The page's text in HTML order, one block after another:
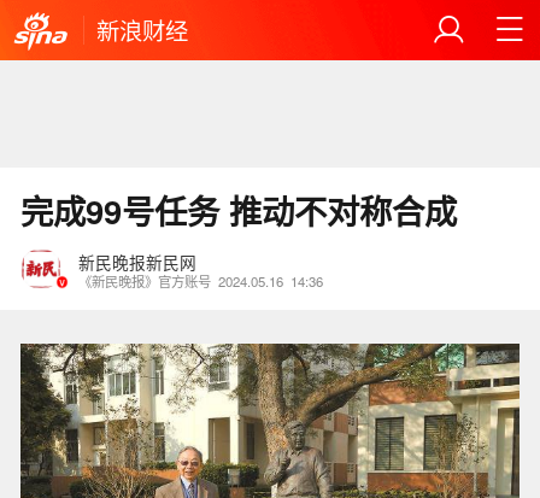
新浪财经
完成99号任务 推动不对称合成
新民晚报新民网
《新民晚报》官方账号 2024.05.16 14:36